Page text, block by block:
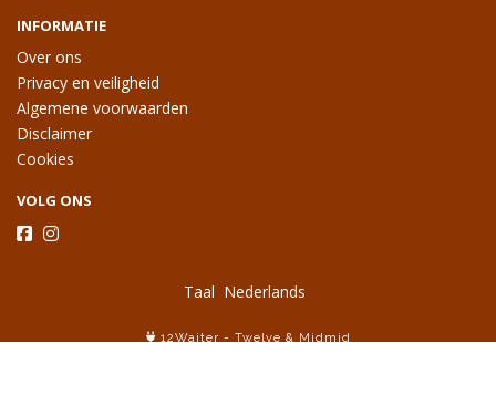
INFORMATIE
Over ons
Privacy en veiligheid
Algemene voorwaarden
Disclaimer
Cookies
VOLG ONS
Taal
12Waiter - Twelve & Midmid